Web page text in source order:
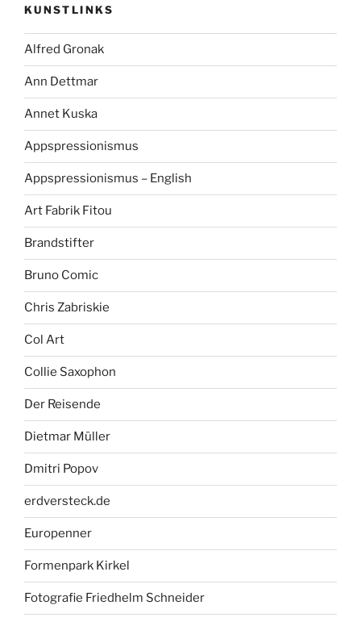
KUNSTLINKS
Alfred Gronak
Ann Dettmar
Annet Kuska
Appspressionismus
Appspressionismus – English
Art Fabrik Fitou
Brandstifter
Bruno Comic
Chris Zabriskie
Col Art
Collie Saxophon
Der Reisende
Dietmar Müller
Dmitri Popov
erdversteck.de
Europenner
Formenpark Kirkel
Fotografie Friedhelm Schneider